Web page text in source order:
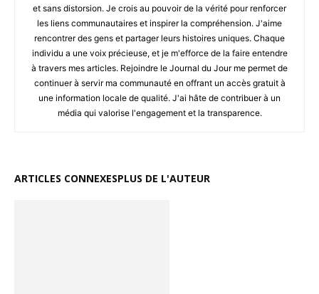
et sans distorsion. Je crois au pouvoir de la vérité pour renforcer
les liens communautaires et inspirer la compréhension. J'aime
rencontrer des gens et partager leurs histoires uniques. Chaque
individu a une voix précieuse, et je m'efforce de la faire entendre
à travers mes articles. Rejoindre le Journal du Jour me permet de
continuer à servir ma communauté en offrant un accès gratuit à
une information locale de qualité. J'ai hâte de contribuer à un
média qui valorise l'engagement et la transparence.
ARTICLES CONNEXESPLUS DE L'AUTEUR